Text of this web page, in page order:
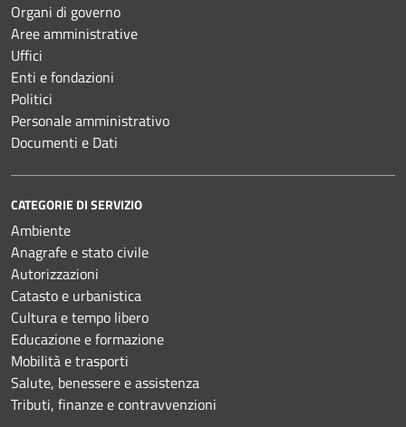
Organi di governo
Aree amministrative
Uffici
Enti e fondazioni
Politici
Personale amministrativo
Documenti e Dati
CATEGORIE DI SERVIZIO
Ambiente
Anagrafe e stato civile
Autorizzazioni
Catasto e urbanistica
Cultura e tempo libero
Educazione e formazione
Mobilità e trasporti
Salute, benessere e assistenza
Tributi, finanze e contravvenzioni